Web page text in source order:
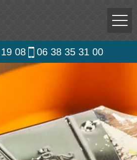
08 06 38 35 31 00